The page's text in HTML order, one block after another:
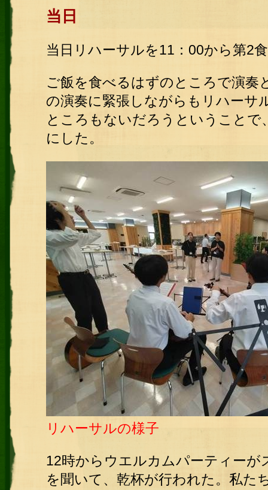
当日
当日リハーサルを11：00から第2
ご飯を食べるはずのところで演奏
の演奏に緊張しながらもリハーサ
ところもないだろうということ
にした。
リハーサルの様子
12時からウエルカムパーティーが
を聞いて、乾杯が行われた。 私た